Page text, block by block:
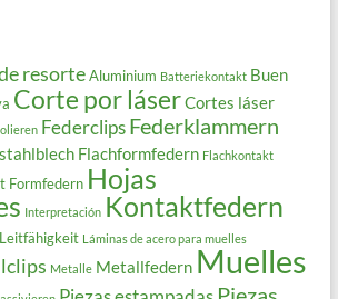
resorte Aluminium Batteriekontakt Buen
Corte por láserCortes láser
Federclips Federklammern
Flachformfedern Flachkontakt
Formfedern Hojas
Interpretación Kontaktfedern
Leitfähigkeit Láminas de acero para muelles
Metalle Metallfedern Muelles